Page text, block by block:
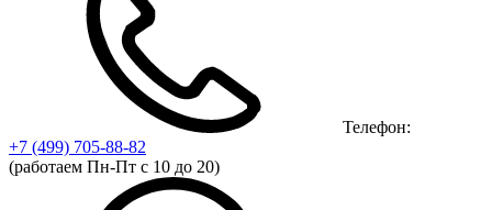
Телефон:
+7 (499) 705-88-82
(работаем Пн-Пт с 10 до 20)